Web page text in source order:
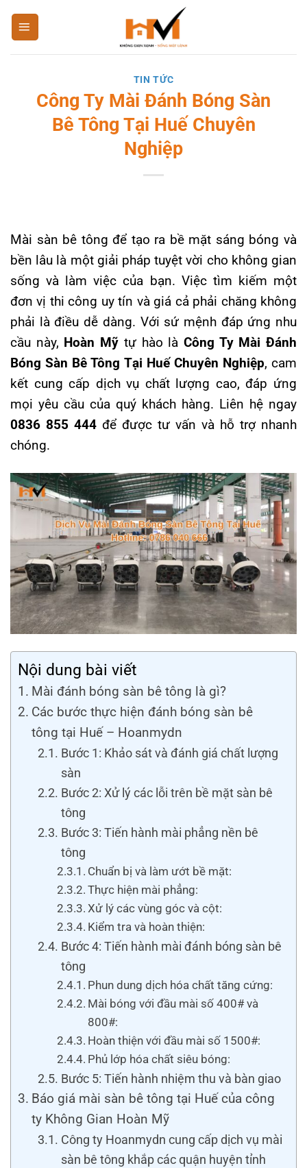
qua
nội
TIN TỨC
Công Ty Mài Đánh Bóng Sàn
Bê Tông Tại Huế Chuyên
Nghiệp
Mài sàn bê tông để tạo ra bề mặt sáng bóng và
bền lâu là một giải pháp tuyệt vời cho không gian
sống và làm việc của bạn. Việc tìm kiếm một
đơn vị thi công uy tín và giá cả phải chăng không
phải là điều dễ dàng. Với sứ mệnh đáp ứng nhu
cầu này, Hoàn Mỹ tự hào là Công Ty Mài Đánh
Bóng Sàn Bê Tông Tại Huế Chuyên Nghiệp, cam
kết cung cấp dịch vụ chất lượng cao, đáp ứng
mọi yêu cầu của quý khách hàng. Liên hệ ngay
0836 855 444 để được tư vấn và hỗ trợ nhanh
chóng.
Nội dung bài viết
Mài đánh bóng sàn bê tông là gì?
Các bước thực hiện đánh bóng sàn bê
tông tại Huế – Hoanmydn
Bước 1: Khảo sát và đánh giá chất lượng
sàn
Bước 2: Xử lý các lỗi trên bề mặt sàn bê
tông
Bước 3: Tiến hành mài phẳng nền bê
tông
Chuẩn bị và làm ướt bề mặt:
Thực hiện mài phẳng:
Xử lý các vùng góc và cột:
Kiểm tra và hoàn thiện:
Bước 4: Tiến hành mài đánh bóng sàn bê
tông
Phun dung dịch hóa chất tăng cứng:
Mài bóng với đầu mài số 400# và
800#:
Hoàn thiện với đầu mài số 1500#:
Phủ lớp hóa chất siêu bóng:
Bước 5: Tiến hành nhiệm thu và bàn giao
Báo giá mài sàn bê tông tại Huế của công
ty Không Gian Hoàn Mỹ
Công ty Hoanmydn cung cấp dịch vụ mài
sàn bê tông khắp các quận huyện tỉnh